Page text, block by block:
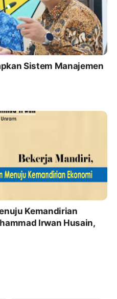
Sistem Manajemen
Kemandirian
Irwan Husain,